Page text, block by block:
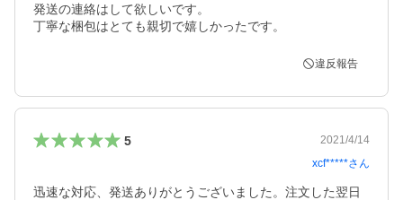
発送の連絡はして欲しいです。
丁寧な梱包はとても親切で嬉しかったです。
違反報告
5
2021/4/14
xcf*****さん
迅速な対応、発送ありがとうございました。注文した翌日